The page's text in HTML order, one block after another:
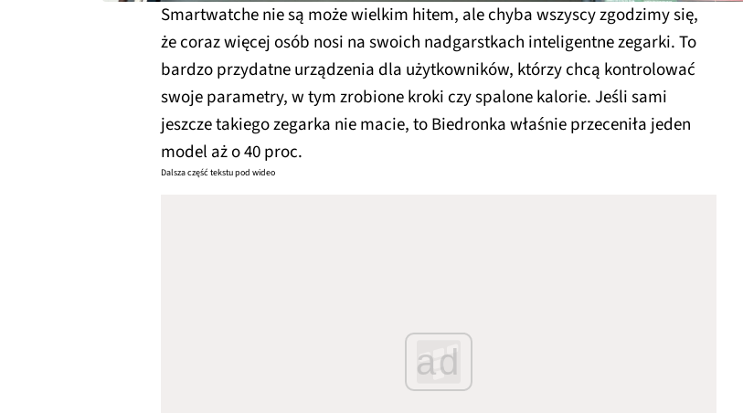
Smartwatche nie są może wielkim hitem, ale chyba wszyscy zgodzimy się,
że coraz więcej osób nosi na swoich nadgarstkach inteligentne zegarki. To
bardzo przydatne urządzenia dla użytkowników, którzy chcą kontrolować
swoje parametry, w tym zrobione kroki czy spalone kalorie. Jeśli sami
jeszcze takiego zegarka nie macie, to Biedronka właśnie przeceniła jeden
model aż o 40 proc.
Dalsza część tekstu pod wideo
ad